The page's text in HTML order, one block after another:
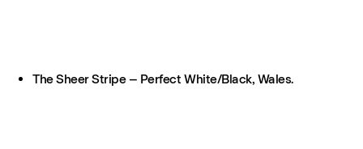
The Sheer Stripe – Perfect White/Black, Wales.